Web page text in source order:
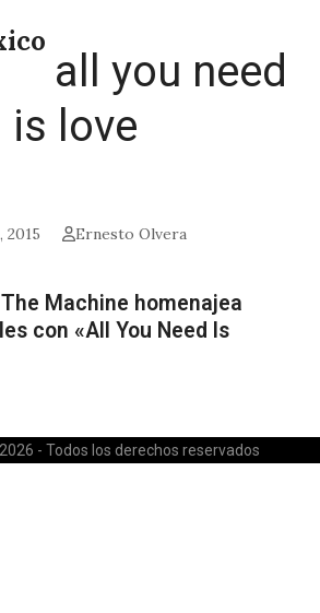
all you need
is love
2015
Ernesto Olvera
Machine homenajea
con «All You Need Is
2026 - Todos los derechos reservados